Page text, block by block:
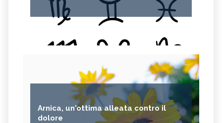
Arnica, un'ottima alleata contro il
dolore